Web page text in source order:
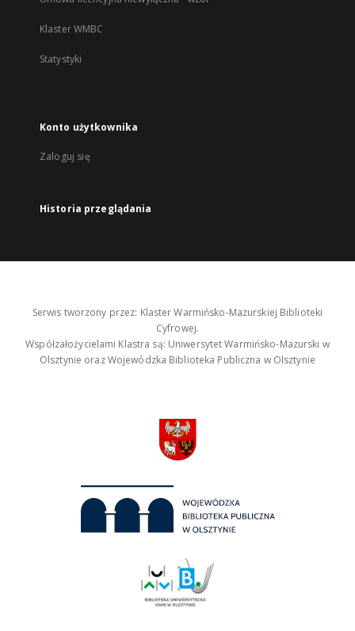
Klaster WMBC
Statystyki
Konto użytkownika
Zaloguj się
Historia przeglądania
Serwis tworzony przez: Klaster Warmińsko-Mazurskiej Biblioteki
Cyfrowej.
Współzałożycielami Klastra są: Uniwersytet Warmińsko-Mazurski w
Olsztynie oraz Wojewódzka Biblioteka Publiczna w Olsztynie